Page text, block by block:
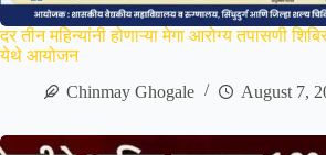
दर तीन महिन्यांनी होणाऱ्या मेगा आरोग्य तपासणी
येथे आयोजन
Chinmay Ghogale
August 7,